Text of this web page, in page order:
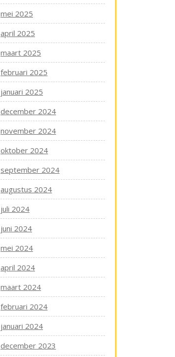
mei 2025
april 2025
maart 2025
februari 2025
januari 2025
december 2024
november 2024
oktober 2024
september 2024
augustus 2024
juli 2024
juni 2024
mei 2024
april 2024
maart 2024
februari 2024
januari 2024
december 2023